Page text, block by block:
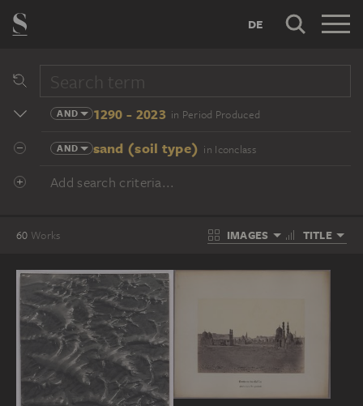
DE
AND 1290 - 2023 in Period Produced
AND sand (soil type) in Iconclass
Add search criteria...
60 Works IMAGES TITLE